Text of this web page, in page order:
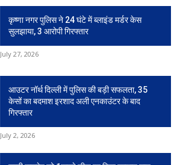
कृष्णा नगर पुलिस ने 24 घंटे में ब्लाइंड मर्डर केस
सुलझाया, 3 आरोपी गिरफ्तार
July 27, 2026
आउटर नॉर्थ दिल्ली में पुलिस की बड़ी सफलता, 35
केसों का बदमाश इरशाद अली एनकाउंटर के बाद
गिरफ्तार
July 2, 2026